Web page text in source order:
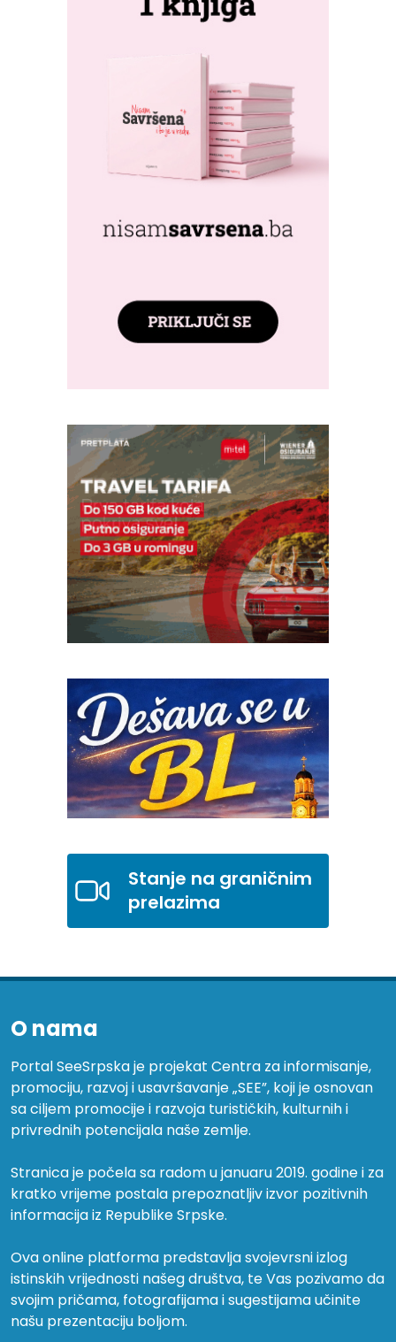
Stanje na graničnim
prelazima
O nama
Portal SeeSrpska je projekat Centra za informisanje,
promociju, razvoj i usavršavanje „SEE”, koji je osnovan
sa ciljem promocije i razvoja turističkih, kulturnih i
privrednih potencijala naše zemlje.
Stranica je počela sa radom u januaru 2019. godine i za
kratko vrijeme postala prepoznatljiv izvor pozitivnih
informacija iz Republike Srpske.
Ova online platforma predstavlja svojevrsni izlog
istinskih vrijednosti našeg društva, te Vas pozivamo da
svojim pričama, fotografijama i sugestijama učinite
našu prezentaciju boljom.